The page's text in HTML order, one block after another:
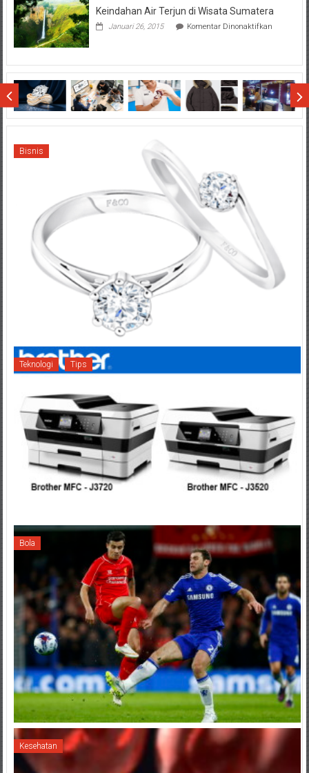
Keindahan Air Terjun di Wisata Sumatera
Januari 26, 2015 Komentar Dinonaktifkanpada
di
Wisata
Sumatera
Bisnis
Teknologi Tips
Bola
Kesehatan